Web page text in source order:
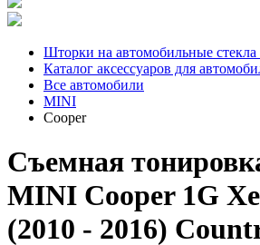
Шторки на автомобильные
Каталог аксессуаров для
Все автомобили
MINI
Cooper
Съемная
MINI Cooper 1G
(2010 - 2016)